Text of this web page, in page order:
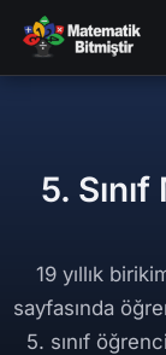
5.
19 yıllık
sayfasında
5. sınıf